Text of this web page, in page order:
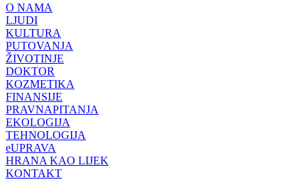
O NAMA
LJUDI
KULTURA
PUTOVANJA
ŽIVOTINJE
DOKTOR
KOZMETIKA
FINANSIJE
PRAVNAPITANJA
EKOLOGIJA
TEHNOLOGIJA
eUPRAVA
HRANA KAO LIJEK
KONTAKT